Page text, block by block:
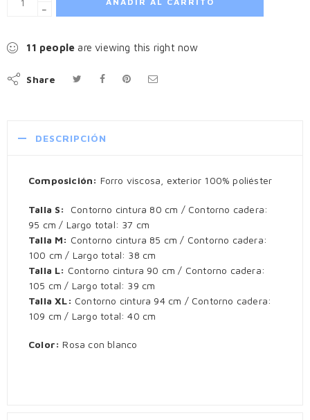
−
11 people are viewing this right now
Share
DESCRIPCIÓN
Composición: Forro viscosa, exterior 100% poliéster
Talla S:
Contorno cintura 80 cm / Contorno cadera:
95 cm / Largo total: 37 cm
Talla M: Contorno cintura 85 cm / Contorno cadera:
100 cm / Largo total: 38 cm
Talla L: Contorno cintura 90 cm / Contorno cadera:
105 cm / Largo total: 39 cm
Talla XL: Contorno cintura 94 cm / Contorno cadera:
109 cm / Largo total: 40 cm
Color: Rosa con blanco